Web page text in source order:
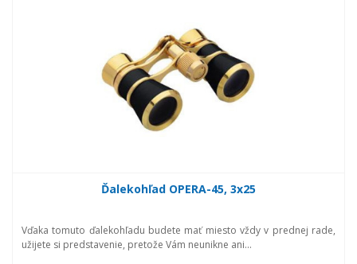
Ďalekohľad OPERA-45, 3x25
Vďaka tomuto ďalekohľadu budete mať miesto vždy v prednej rade,
užijete si predstavenie, pretože Vám neunikne ani...